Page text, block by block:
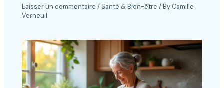
Laisser un commentaire / Santé & Bien-être / By Camille
Verneuil